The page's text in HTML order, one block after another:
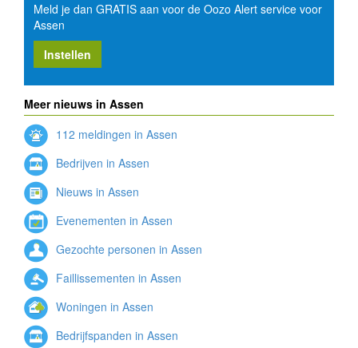
Meld je dan GRATIS aan voor de Oozo Alert service voor
Assen
Instellen
Meer nieuws in Assen
112 meldingen in Assen
Bedrijven in Assen
Nieuws in Assen
Evenementen in Assen
Gezochte personen in Assen
Faillissementen in Assen
Woningen in Assen
Bedrijfspanden in Assen